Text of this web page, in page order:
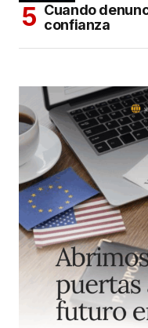
Cuando
confianza